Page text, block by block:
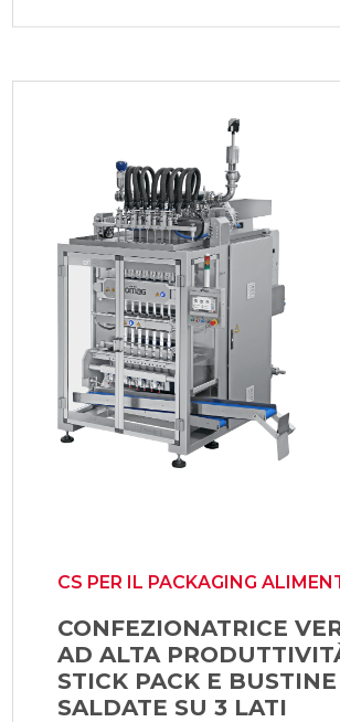
CS PER IL PACKAGING
CONFEZIONATRICE
AD ALTA
STICK PACK E BUSTINE
SALDATE SU 3 LATI